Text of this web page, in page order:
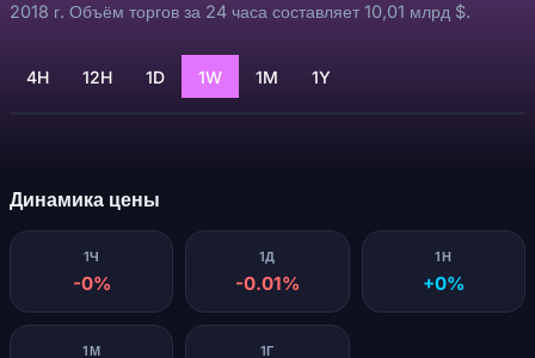
2018 г. Объём торгов за 24 часа составляет 10,01 млрд $.
4H 12H 1D 1W 1M 1Y
Динамика цены
1Ч
-0%
1Д
-0.01%
1Н
+0%
1М 1Г